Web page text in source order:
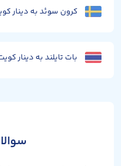
کرون سوئد به دینار
بات تایلند به دینار